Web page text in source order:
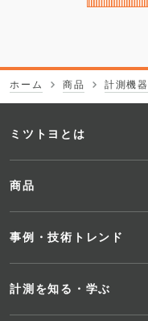
ホーム 商品 計測機器
フ
ッ
タ
ー
メ
ミツトヨとは
商品
事例・技術トレンド
計測を知る・学ぶ